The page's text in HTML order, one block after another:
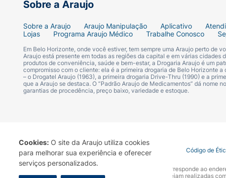
Cookies: O site da Araujo utiliza cookies
para melhorar sua experiência e oferecer
serviços personalizados.
Sobre a Araujo
Sobre a Araujo Araujo Manipulação Aplicativo
Lojas
Programa Araujo Médico Trabalhe Conosco
Em Belo Horizonte, onde você estiver, tem sempre uma Araujo perto de
Araujo está presente em todas as regiões da capital e em várias
produtos de conveniência, saúde e bem-estar, a Drogaria Araujo é um
compromisso com o cliente: ela é a primeira drogaria de Belo Horizonte
– o Drogatel Araujo (1963), a primeira drogaria Drive-Thru (1990) e a
que a Araujo se destaca. O “Padrão Araujo de Medicamentos” dá
garantias de procedência, preço baixo, variedade e estoque.
Termo de Uso Portal da Privacidade Covid-19 Código de
A Drogaria Araujo S/A informa que o seu site oficial corresponde ao
marca. Para sua segurança recomendamos que não sejam realizadas